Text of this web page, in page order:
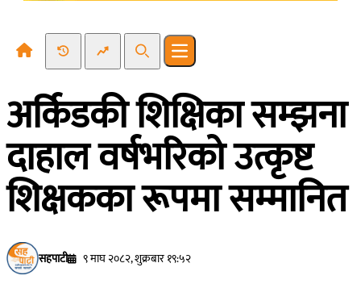
Recent NewsTrending News
SearchOpen main menu
अर्किडकी शिक्षिका सम्झना
दाहाल वर्षभरिको उत्कृष्ट
शिक्षकका रूपमा सम्मानित
सहपाटी ९ माघ २०८२, शुक्रबार १९:५२